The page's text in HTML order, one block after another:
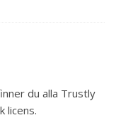
du alla Trustly
licens.